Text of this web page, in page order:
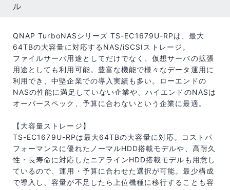
ル
QNAP TurboNASシリーズ TS-EC1679U-RPは、最大
64TBの大容量に対応するNAS/iSCSIストレージ。
ファイルサーバ用途としてだけでなく、仮想サーバの拡張
用途としても利用可能。豊富な機能で様々なデータ運用に
利用でき、中堅企業での導入実績も多い。ローエンドの
NASの性能に満足していない企業や、ハイエンドのNASは
オーバースペック、予算に合わないという企業に最適。
【大容量ストレージ】
TS-EC1679U-RPは最大64TBの大容量に対応。コストパ
フォーマンスに優れたノーマルHDD搭載モデルや、高耐久
性・長寿命に対応したニアラインHDD搭載モデルも用意し
ているので、運用・予算に合わせた選択が可能。最少構成
で導入し、容量が不足したら上位機種に移行することも容